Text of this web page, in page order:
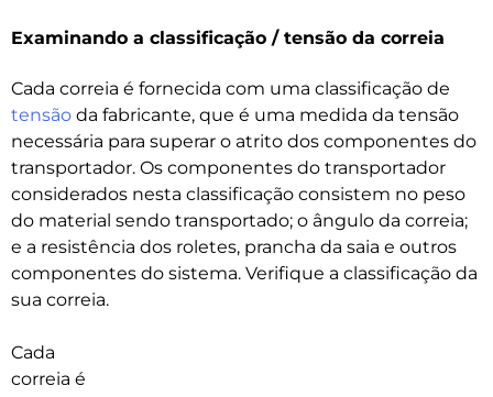
Examinando a classificação / tensão da correia
Cada correia é fornecida com uma classificação de
tensão da fabricante, que é uma medida da tensão
necessária para superar o atrito dos componentes do
transportador. Os componentes do transportador
considerados nesta classificação consistem no peso
do material sendo transportado; o ângulo da correia;
e a resistência dos roletes, prancha da saia e outros
componentes do sistema. Verifique a classificação da
sua correia.
Cada
correia é